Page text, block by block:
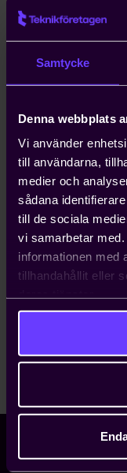
Samtycke
Denna webbplats
Vi använder
till användarna,
medier och
sådana
till de sociala
vi samarbetar
informationen med
tillhandahållit eller
Växjö